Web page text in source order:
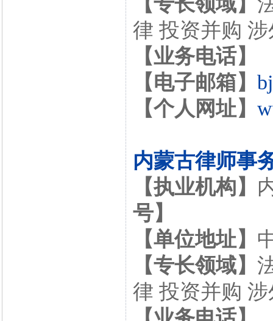
律 投资并购
【业务电话】
【电子邮箱】
【个人网址】
内蒙古律师事
【执业机构】
号】
【单位地址】
【专长领域】
律 投资并购